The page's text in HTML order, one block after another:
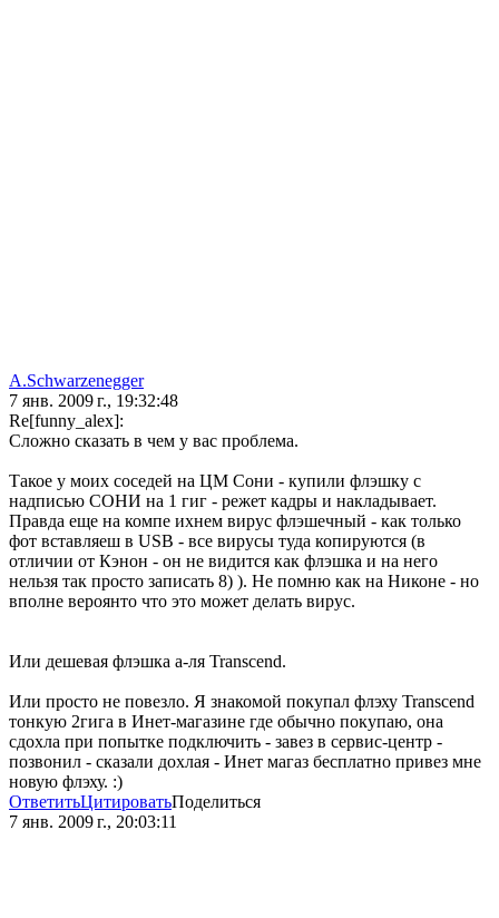
A.Schwarzenegger
7 янв. 2009 г., 19:32:48
Re[funny_alex]:
Сложно сказать в чем у вас проблема.
Такое у моих соседей на ЦМ Сони - купили флэшку с
надписью СОНИ на 1 гиг - режет кадры и накладывает.
Правда еще на компе ихнем вирус флэшечный - как только
фот вставляеш в USB - все вирусы туда копируются (в
отличии от Кэнон - он не видится как флэшка и на него
нельзя так просто записать 8) ). Не помню как на Никоне - но
вполне вероянто что это может делать вирус.
Или дешевая флэшка а-ля Transcеnd.
Или просто не повезло. Я знакомой покупал флэху Transcend
тонкую 2гига в Инет-магазине где обычно покупаю, она
сдохла при попытке подключить - завез в сервис-центр -
позвонил - сказали дохлая - Инет магаз бесплатно привез мне
новую флэху. :)
ОтветитьЦитироватьПоделиться
7 янв. 2009 г., 20:03:11